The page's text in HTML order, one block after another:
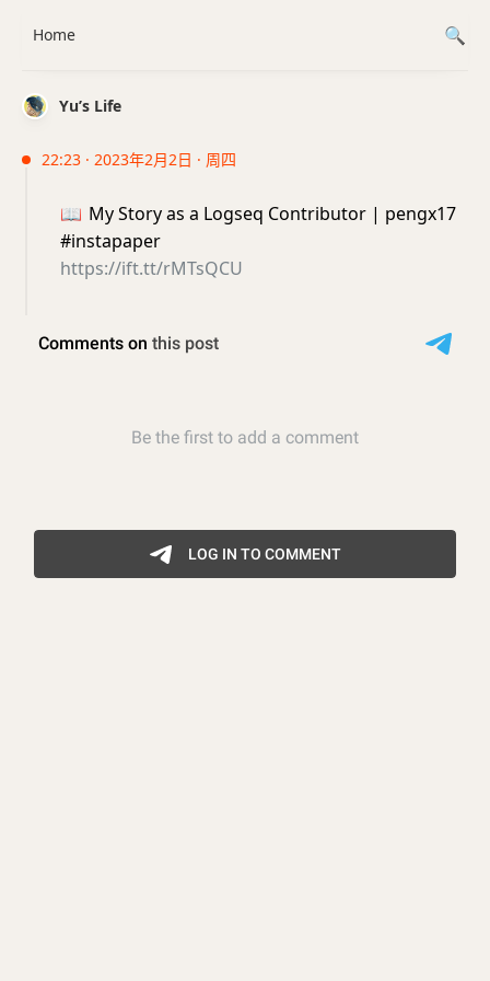
Yu’s Life
22:23 · 2023年2月2日 · 周四
📖 My Story as a Logseq Contributor | pengx17
#instapaper
https://ift.tt/rMTsQCU
Home